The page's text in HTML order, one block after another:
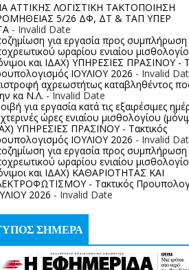
ΑΤΤΙΚΗΣ ΛΟΓΙΣΤΙΚΗ ΤΑΚΤΟΠΟΙΗΣΗ
5/26 ΔΦ, ΔΤ & ΤΑΠ ΥΠΕΡ
- Invalid Date
για εργασία προς συμπλήρωση
ωραρίου ενιαίου
και ΙΔΑΧ) ΥΠΗΡΕΣΙΕΣ ΠΡΑΣΙΝΟΥ -
ΙΟΥΛΙΟΥ 2026 - Invalid
αχρεωστήτως καταβληθέντος
κα Ν.Λ. - Invalid Date
για εργασία κατά τις εξαιρέσιμες
ώρες ενιαίου μισθολογίου
ΥΠΗΡΕΣΙΕΣ ΠΡΑΣΙΝΟΥ - Τακτικός
ΙΟΥΛΙΟΥ 2026 - Invalid
για εργασία προς συμπλήρωση
ωραρίου ενιαίου
και ΙΔΑΧ) ΚΑΘΑΡΙΟΤΗΤΑΣ ΚΑΙ
- Τακτικός
2026 - Invalid Date
ΣΗΜΕΡΑ